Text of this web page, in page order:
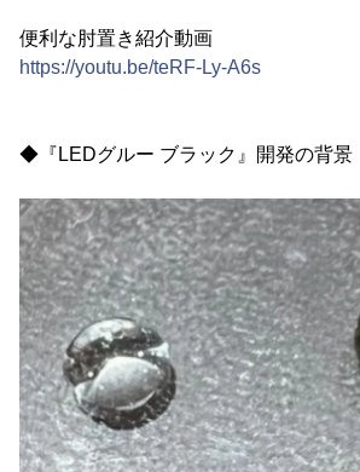
便利な肘置き紹介動画
https://youtu.be/teRF-Ly-A6s
◆『LEDグルー ブラック』開発の背景